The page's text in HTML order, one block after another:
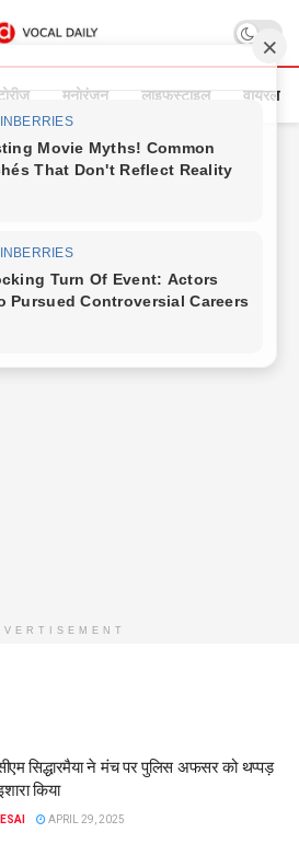
मनोरंजन लाइफस्टाइल वायरल
सिद्धारमैया ने मंच पर पुलिस अफसर को थप्पड़
किया
APRIL 29, 2025